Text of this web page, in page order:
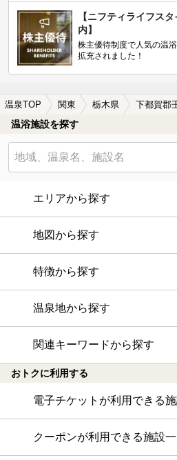
【ニフティライフス
内】
株主優待制度で人気の温
拡充されました！
温泉TOP 関東 栃木県 下都賀郡
温浴施設を探す
エリアから探す
地図から探す
特徴から探す
温泉地から探す
関連キーワードから探す
おトクに利用する
電子チケットが利用できる
クーポンが利用できる施設